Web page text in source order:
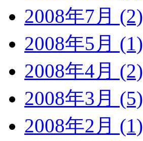
2008年7月 (2)
2008年5月 (1)
2008年4月 (2)
2008年3月 (5)
2008年2月 (1)